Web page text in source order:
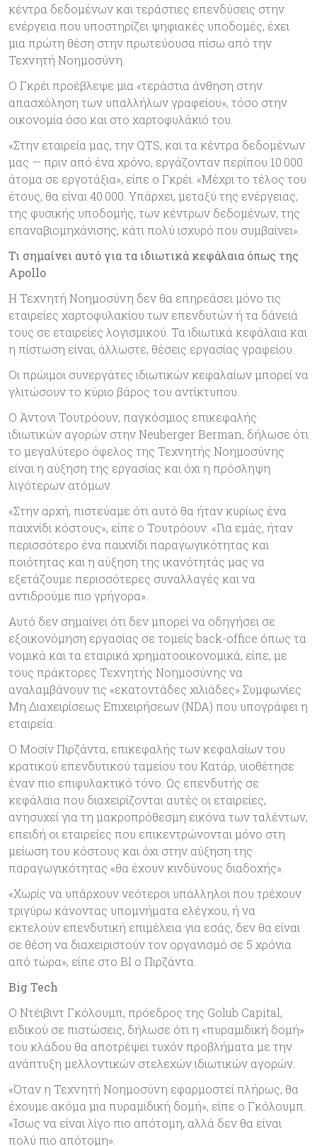
κέντρα δεδομένων και τεράστιες επενδύσεις στην
ενέργεια που υποστηρίζει ψηφιακές υποδομές, έχει
μια πρώτη θέση στην πρωτεύουσα πίσω από την
Τεχνητή Νοημοσύνη.
Ο Γκρέι προέβλεψε μια «τεράστια άνθηση στην
απασχόληση των υπαλλήλων γραφείου», τόσο στην
οικονομία όσο και στο χαρτοφυλάκιό του.
«Στην εταιρεία μας, την QTS, και τα κέντρα δεδομένων
μας — πριν από ένα χρόνο, εργάζονταν περίπου 10.000
άτομα σε εργοτάξια», είπε ο Γκρέι. «Μέχρι το τέλος του
έτους, θα είναι 40.000. Υπάρχει, μεταξύ της ενέργειας,
της φυσικής υποδομής, των κέντρων δεδομένων, της
επαναβιομηχάνισης, κάτι πολύ ισχυρό που συμβαίνει».
Τι σημαίνει αυτό για τα ιδιωτικά κεφάλαια όπως της
Apollo
Η Τεχνητή Νοημοσύνη δεν θα επηρεάσει μόνο τις
εταιρείες χαρτοφυλακίου των επενδυτών ή τα δάνειά
τους σε εταιρείες λογισμικού. Τα ιδιωτικά κεφάλαια και
η πίστωση είναι, άλλωστε, θέσεις εργασίας γραφείου.
Οι πρώιμοι συνεργάτες ιδιωτικών κεφαλαίων μπορεί να
γλιτώσουν το κύριο βάρος του αντίκτυπου.
Ο Άντονι Τουτρόουν, παγκόσμιος επικεφαλής
ιδιωτικών αγορών στην Neuberger Berman, δήλωσε ότι
το μεγαλύτερο όφελος της Τεχνητής Νοημοσύνης
είναι η αύξηση της εργασίας και όχι η πρόσληψη
λιγότερων ατόμων.
«Στην αρχή, πιστεύαμε ότι αυτό θα ήταν κυρίως ένα
παιχνίδι κόστους», είπε ο Τουτρόουν. «Για εμάς, ήταν
περισσότερο ένα παιχνίδι παραγωγικότητας και
ποιότητας και η αύξηση της ικανότητάς μας να
εξετάζουμε περισσότερες συναλλαγές και να
αντιδρούμε πιο γρήγορα».
Αυτό δεν σημαίνει ότι δεν μπορεί να οδηγήσει σε
εξοικονόμηση εργασίας σε τομείς back-office όπως τα
νομικά και τα εταιρικά χρηματοοικονομικά, είπε, με
τους πράκτορες Τεχνητής Νοημοσύνης να
αναλαμβάνουν τις «εκατοντάδες χιλιάδες» Συμφωνίες
Μη Διαχειρίσεως Επιχειρήσεων (NDA) που υπογράφει η
εταιρεία.
Ο Μοσίν Πιρζάντα, επικεφαλής των κεφαλαίων του
κρατικού επενδυτικού ταμείου του Κατάρ, υιοθέτησε
έναν πιο επιφυλακτικό τόνο. Ως επενδυτής σε
κεφάλαια που διαχειρίζονται αυτές οι εταιρείες,
ανησυχεί για τη μακροπρόθεσμη εικόνα των ταλέντων,
επειδή οι εταιρείες που επικεντρώνονται μόνο στη
μείωση του κόστους και όχι στην αύξηση της
παραγωγικότητας «θα έχουν κινδύνους διαδοχής».
«Χωρίς να υπάρχουν νεότεροι υπάλληλοι που τρέχουν
τριγύρω κάνοντας υπομνήματα ελέγχου, ή να
εκτελούν επενδυτική επιμέλεια για εσάς, δεν θα είναι
σε θέση να διαχειριστούν τον οργανισμό σε 5 χρόνια
από τώρα», είπε στο BI ο Πιρζάντα.
Big Tech
Ο Ντέιβιντ Γκόλουμπ, πρόεδρος της Golub Capital,
ειδικού σε πιστώσεις, δήλωσε ότι η «πυραμιδική δομή»
του κλάδου θα αποτρέψει τυχόν προβλήματα με την
ανάπτυξη μελλοντικών στελεχών ιδιωτικών αγορών.
«Όταν η Τεχνητή Νοημοσύνη εφαρμοστεί πλήρως, θα
έχουμε ακόμα μια πυραμιδική δομή», είπε ο Γκόλουμπ.
«Ίσως να είναι λίγο πιο απότομη, αλλά δεν θα είναι
πολύ πιο απότομη».